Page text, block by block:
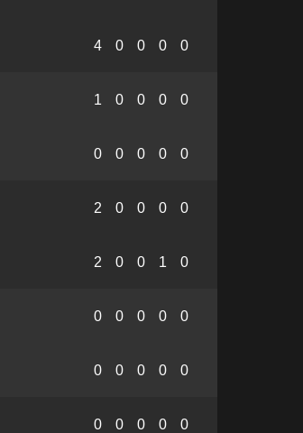
4 0 0 0 0
1 0 0 0 0
0 0 0 0 0
2 0 0 0 0
2 0 0 1 0
0 0 0 0 0
0 0 0 0 0
0 0 0 0 0